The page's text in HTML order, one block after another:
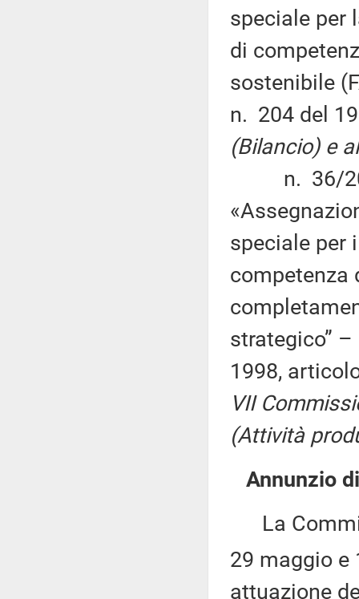
speciale per
di
sostenibile
n. 204 del
(Bilancio) e
n. 36/
speciale per
competenza
strategico”
1998,
VII
(Attività
Annunzio
La
29 maggio e
attuazione